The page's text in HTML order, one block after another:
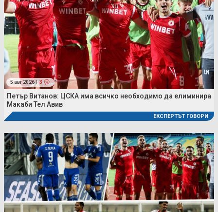
5 авг 2026 | 3
Петър Витанов: ЦСКА има всичко необходимо да елиминира
Макаби Тел Авив
ЕКСПЕРТЪТ ГОВОРИ